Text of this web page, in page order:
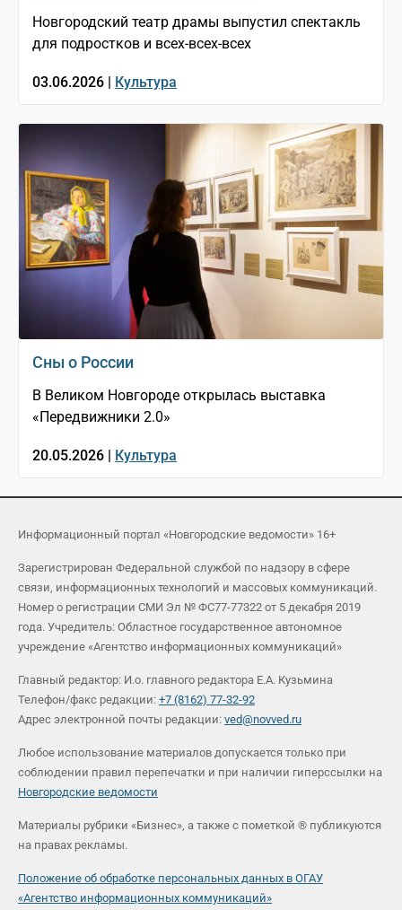
Новгородский театр драмы выпустил спектакль
для подростков и всех-всех-всех
03.06.2026 | Культура
Сны о России
В Великом Новгороде открылась выставка
«Передвижники 2.0»
20.05.2026 | Культура
Информационный портал «Новгородские ведомости» 16+
Зарегистрирован Федеральной службой по надзору в сфере
связи, информационных технологий и массовых коммуникаций.
Номер о регистрации СМИ Эл № ФС77-77322 от 5 декабря 2019
года. Учредитель: Областное государственное автономное
учреждение «Агентство информационных коммуникаций»
Главный редактор: И.о. главного редактора Е.А. Кузьмина
Телефон/факс редакции: +7 (8162) 77-32-92
Адрес электронной почты редакции: ved@novved.ru
Любое использование материалов допускается только при
соблюдении правил перепечатки и при наличии гиперссылки на
Новгородские ведомости
Материалы рубрики «Бизнес», а также с пометкой ® публикуются
на правах рекламы.
Положение об обработке персональных данных в ОГАУ
«Агентство информационных коммуникаций»